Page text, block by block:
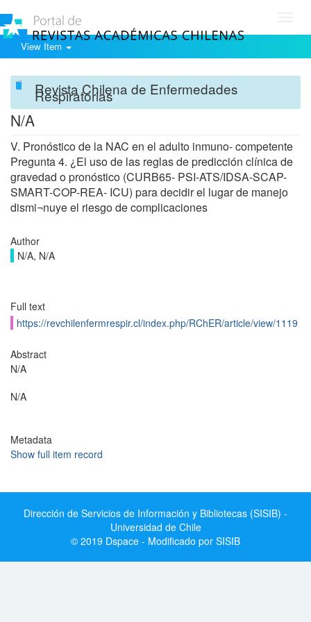
View Item
Revista Chilena de Enfermedades
Respiratorias
N/A
V. Pronóstico de la NAC en el adulto inmuno- competente
Pregunta 4. ¿El uso de las reglas de predicción clínica de
gravedad o pronóstico (CURB65- PSI-ATS/IDSA-SCAP-
SMART-COP-REA- ICU) para decidir el lugar de manejo
dismi¬nuye el riesgo de complicaciones
Author
N/A, N/A
Full text
https://revchilenfermrespir.cl/index.php/RChER/article/view/1119
Abstract
N/A
N/A
Metadata
Show full item record
Dirección de Servicios de Información y Bibliotecas (SISIB) -
Universidad de Chile
© 2019 Dspace - Modificado por SISIB